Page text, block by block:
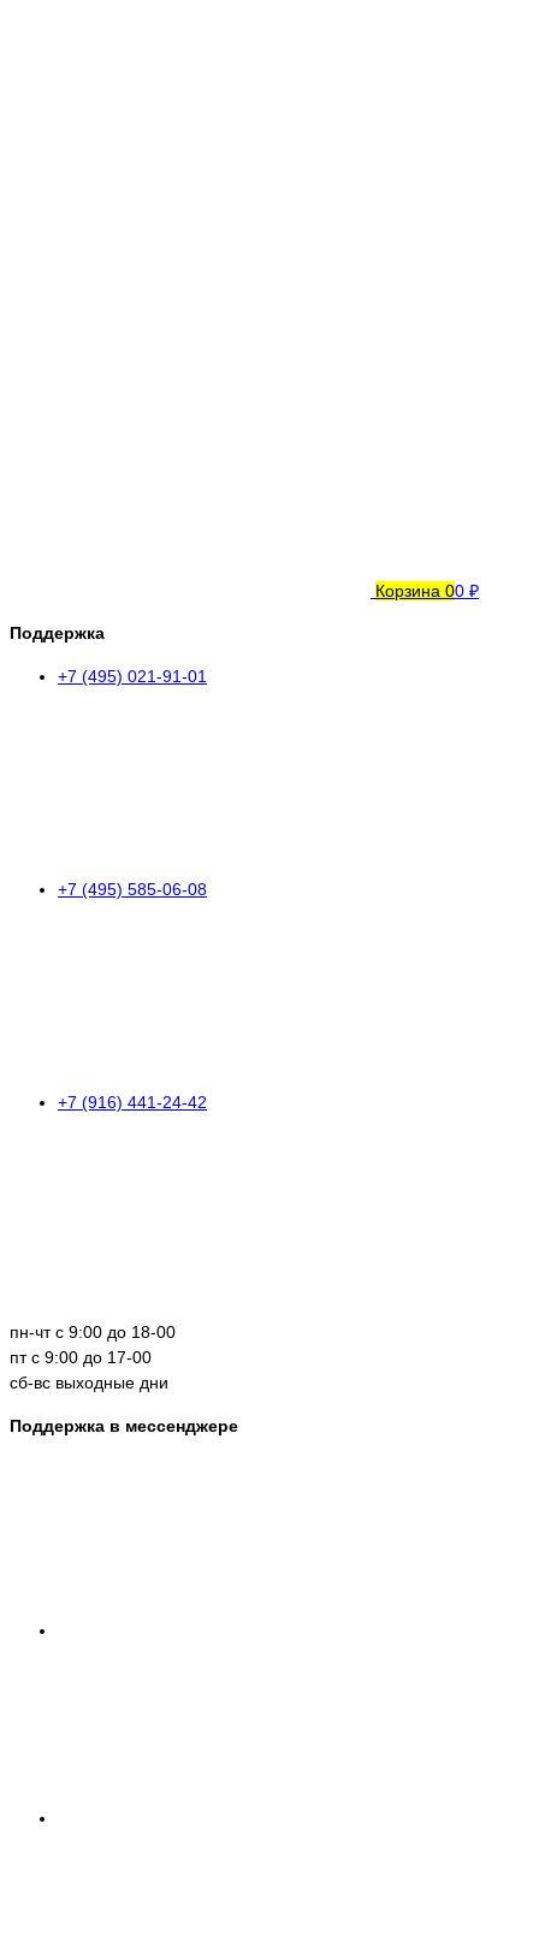
Корзина 00 ₽
Поддержка
+7 (495) 021-91-01
+7 (495) 585-06-08
+7 (916) 441-24-42
пн-чт с 9:00 до 18-00
пт с 9:00 до 17-00
сб-вс выходные дни
Поддержка в мессенджере